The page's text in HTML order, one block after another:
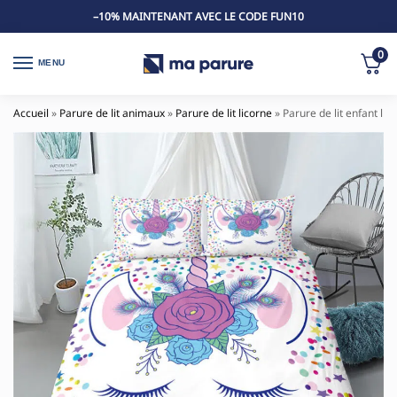
–10% MAINTENANT AVEC LE CODE FUN10
MENU
0
Accueil » Parure de lit animaux» Parure de lit licorne» Parure de lit enfant